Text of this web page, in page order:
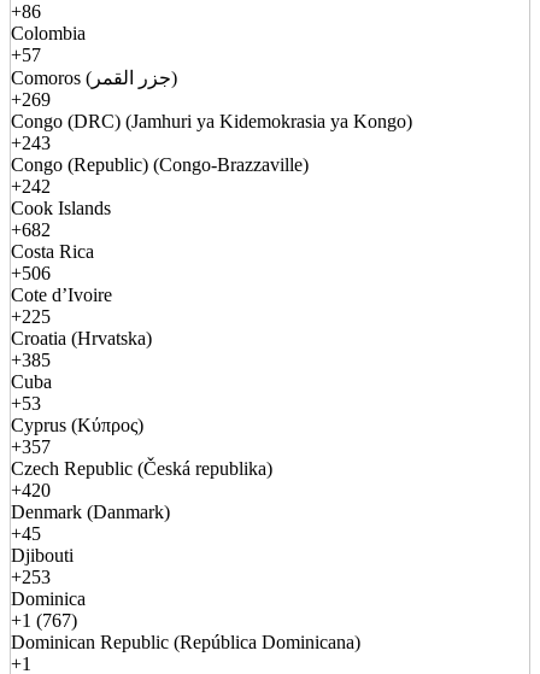
+86
Colombia
+57
Comoros (جزر القمر)
+269
Congo (DRC) (Jamhuri ya Kidemokrasia ya Kongo)
+243
Congo (Republic) (Congo-Brazzaville)
+242
Cook Islands
+682
Costa Rica
+506
Cote d’Ivoire
+225
Croatia (Hrvatska)
+385
Cuba
+53
Cyprus (Κύπρος)
+357
Czech Republic (Česká republika)
+420
Denmark (Danmark)
+45
Djibouti
+253
Dominica
+1 (767)
Dominican Republic (República Dominicana)
+1